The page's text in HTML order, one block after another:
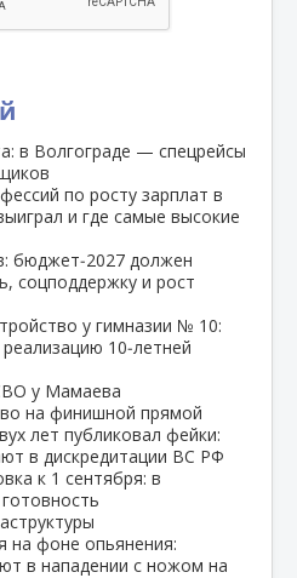
в Волгограде — спецрейсы
по росту зарплат в
и где самые высокие
бюджет‑2027 должен
соцподдержку и рост
у гимназии № 10:
10‑летней
у Мамаева
на финишной прямой
лет публиковал фейки:
в дискредитации ВС РФ
к 1 сентября: в
на фоне опьянения:
в нападении с ножом на